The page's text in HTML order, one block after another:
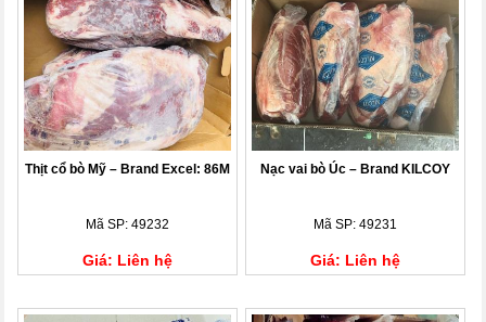
Thịt cổ bò Mỹ – Brand Excel: 86M
Mã SP: 49232
Giá: Liên hệ
Nạc vai bò Úc – Brand KILCOY
Mã SP: 49231
Giá: Liên hệ